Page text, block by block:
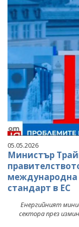
05.05.2026
Министър
международна
стандарт в ЕС
Енергийният
сектора през